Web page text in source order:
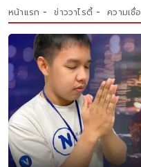
หน้าแรก ข่าววาไรตี้ ความเชื่อ